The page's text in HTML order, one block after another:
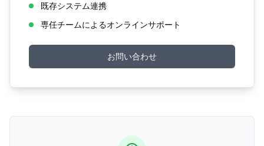
既存システム連携
専任チームによるオンラインサポート
お問い合わせ